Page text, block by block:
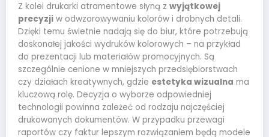
Z kolei drukarki atramentowe słyną z wyjątkowej
precyzji w odwzorowywaniu kolorów i drobnych detali.
Dzięki temu świetnie nadają się do biur, które potrzebują
doskonałej jakości wydruków kolorowych – na przykład
do prezentacji lub materiałów promocyjnych. Są
szczególnie cenione w mniejszych przedsiębiorstwach
czy działach kreatywnych, gdzie estetyka wizualna ma
kluczową rolę. Decyzja o wyborze odpowiedniej
technologii powinna zależeć od rodzaju najczęściej
drukowanych dokumentów. W przypadku przewagi
raportów czy faktur lepszym rozwiązaniem będą modele